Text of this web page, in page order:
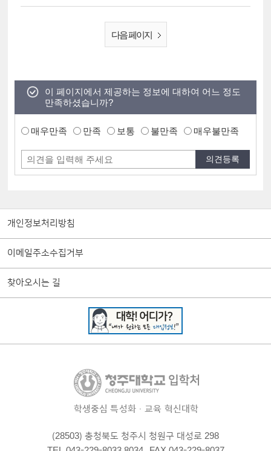
다음 페이지
이 페이지에서 제공하는 정보에 대하여 어느 정도
만족하셨습니까?
매우만족 만족 보통 불만족 매우불만족
개인정보처리방침
이메일주소수집거부
찾아오시는 길
학생중심 특성화·교육 혁신대학
(28503) 충청북도 청주시 청원구 대성로 298